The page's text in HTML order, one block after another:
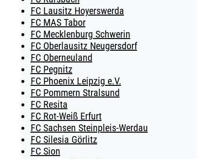
FC Lausitz Hoyerswerda
FC MAS Tabor
FC Mecklenburg Schwerin
FC Oberlausitz Neugersdorf
FC Oberneuland
FC Pegnitz
FC Phoenix Leipzig e.V.
FC Pommern Stralsund
FC Resita
FC Rot-Weiß Erfurt
FC Sachsen Steinpleis-Werdau
FC Silesia Görlitz
FC Sion